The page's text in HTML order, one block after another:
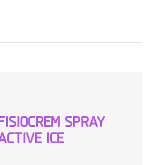
SPRAY
ICE